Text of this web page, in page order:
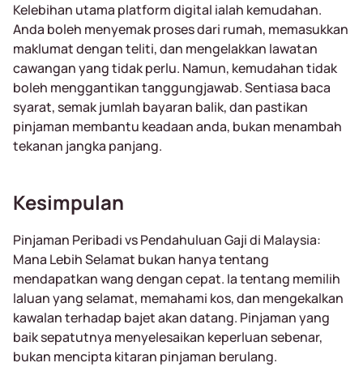
Kelebihan utama platform digital ialah kemudahan.
Anda boleh menyemak proses dari rumah, memasukkan
maklumat dengan teliti, dan mengelakkan lawatan
cawangan yang tidak perlu. Namun, kemudahan tidak
boleh menggantikan tanggungjawab. Sentiasa baca
syarat, semak jumlah bayaran balik, dan pastikan
pinjaman membantu keadaan anda, bukan menambah
tekanan jangka panjang.
Kesimpulan
Pinjaman Peribadi vs Pendahuluan Gaji di Malaysia:
Mana Lebih Selamat bukan hanya tentang
mendapatkan wang dengan cepat. Ia tentang memilih
laluan yang selamat, memahami kos, dan mengekalkan
kawalan terhadap bajet akan datang. Pinjaman yang
baik sepatutnya menyelesaikan keperluan sebenar,
bukan mencipta kitaran pinjaman berulang.